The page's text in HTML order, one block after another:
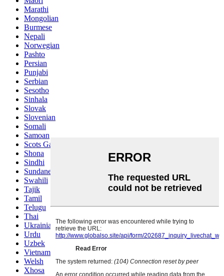
Marathi
Mongolian
Burmese
Nepali
Norwegian
Pashto
Persian
Punjabi
Serbian
Sesotho
Sinhala
Slovak
Slovenian
Somali
Samoan
Scots Gaelic
Shona
Sindhi
Sundanese
Swahili
Tajik
Tamil
Telugu
Thai
Ukrainian
Urdu
Uzbek
Vietnamese
Welsh
Xhosa